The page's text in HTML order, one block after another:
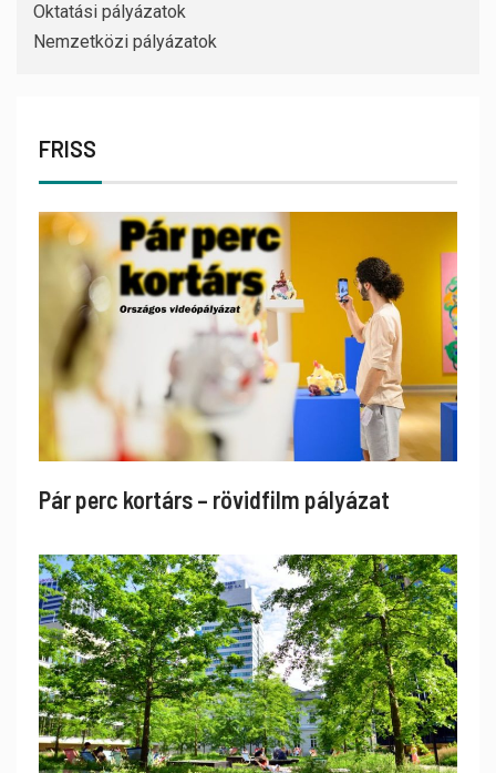
Oktatási pályázatok
Nemzetközi pályázatok
FRISS
Pár perc kortárs – rövidfilm pályázat